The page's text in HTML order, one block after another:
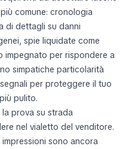
comune: cronologia
di dettagli su danni
spie liquidate come
impegnato per rispondere a
simpatiche particolarità
per proteggere il tuo
pulito.
prova su strada
nel vialetto del venditore.
sono ancora